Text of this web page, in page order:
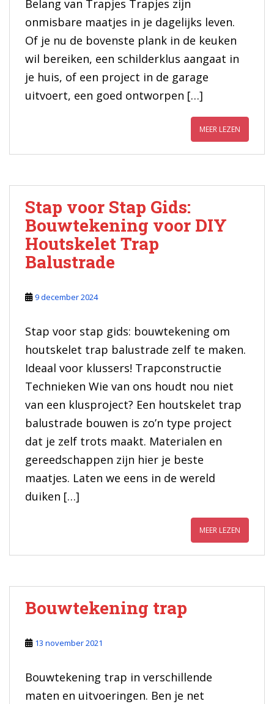
Belang van Trapjes Trapjes zijn
onmisbare maatjes in je dagelijks leven.
Of je nu de bovenste plank in de keuken
wil bereiken, een schilderklus aangaat in
je huis, of een project in de garage
uitvoert, een goed ontworpen […]
MEER LEZEN
Stap voor Stap Gids:
Bouwtekening voor DIY
Houtskelet Trap
Balustrade
9 december 2024
Stap voor stap gids: bouwtekening om
houtskelet trap balustrade zelf te maken.
Ideaal voor klussers! Trapconstructie
Technieken Wie van ons houdt nou niet
van een klusproject? Een houtskelet trap
balustrade bouwen is zo’n type project
dat je zelf trots maakt. Materialen en
gereedschappen zijn hier je beste
maatjes. Laten we eens in de wereld
duiken […]
MEER LEZEN
Bouwtekening trap
13 november 2021
Bouwtekening trap in verschillende
maten en uitvoeringen. Ben je net